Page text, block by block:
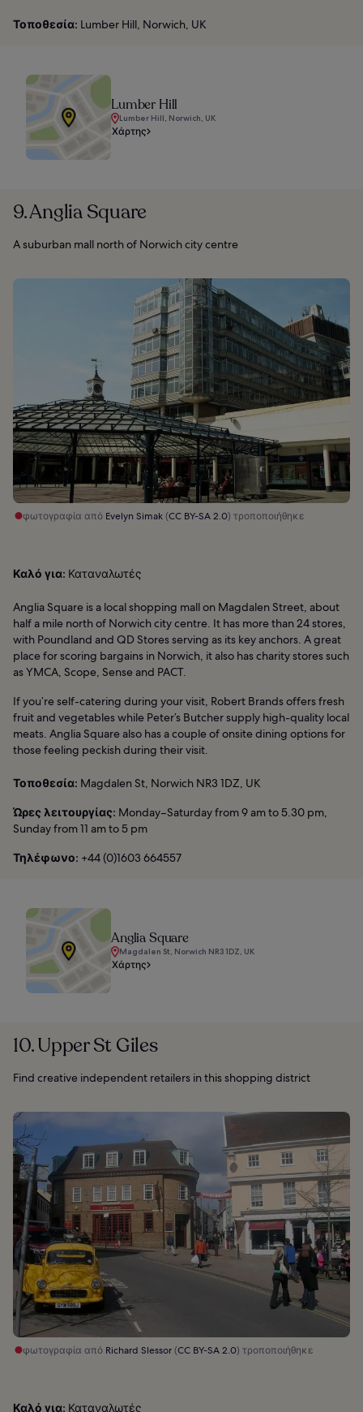
Τοποθεσία: Lumber Hill, Norwich, UK
Lumber Hill
Lumber Hill, Norwich, UK
Χάρτης
9. Anglia Square
A suburban mall north of Norwich city centre
φωτογραφία από Evelyn Simak(CC BY-SA 2.0) τροποποιήθηκε
Καλό για: Καταναλωτές
Anglia Square is a local shopping mall on Magdalen Street, about
half a mile north of Norwich city centre. It has more than 24 stores,
with Poundland and QD Stores serving as its key anchors. A great
place for scoring bargains in Norwich, it also has charity stores such
as YMCA, Scope, Sense and PACT.
If you’re self-catering during your visit, Robert Brands offers fresh
fruit and vegetables while Peter’s Butcher supply high-quality local
meats. Anglia Square also has a couple of onsite dining options for
those feeling peckish during their visit.
Τοποθεσία: Magdalen St, Norwich NR3 1DZ, UK
Ώρες λειτουργίας: Monday–Saturday from 9 am to 5.30 pm,
Sunday from 11 am to 5 pm
Τηλέφωνο: +44 (0)1603 664557
Anglia Square
Magdalen St, Norwich NR3 1DZ, UK
Χάρτης
10. Upper St Giles
Find creative independent retailers in this shopping district
φωτογραφία από Richard Slessor(CC BY-SA 2.0) τροποποιήθηκε
Καλό για: Καταναλωτές